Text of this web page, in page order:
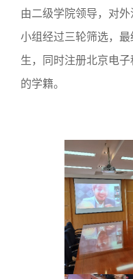
由二级学院领导，对
小组经过三轮筛选，
生，同时注册北京电
的学籍。